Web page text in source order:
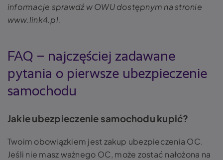
informacje sprawdź w OWU dostępnym na stronie
www.link4.pl.
FAQ – najczęściej zadawane
pytania o pierwsze ubezpieczenie
samochodu
Jakie ubezpieczenie samochodu kupić?
Twoim obowiązkiem jest zakup ubezpieczenia OC.
Jeśli nie masz ważnego OC, może zostać nałożona na